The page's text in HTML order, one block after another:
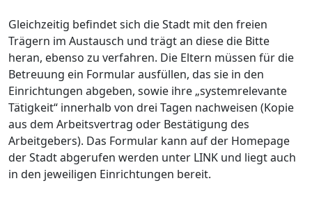
Gleichzeitig befindet sich die Stadt mit den freien
Trägern im Austausch und trägt an diese die Bitte
heran, ebenso zu verfahren. Die Eltern müssen für die
Betreuung ein Formular ausfüllen, das sie in den
Einrichtungen abgeben, sowie ihre „systemrelevante
Tätigkeit“ innerhalb von drei Tagen nachweisen (Kopie
aus dem Arbeitsvertrag oder Bestätigung des
Arbeitgebers). Das Formular kann auf der Homepage
der Stadt abgerufen werden unter LINK und liegt auch
in den jeweiligen Einrichtungen bereit.